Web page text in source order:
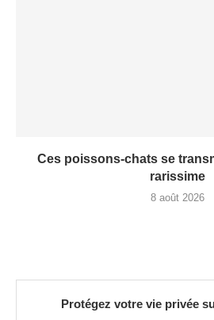
Ces poissons-chats se
rarissime
8 août 2026
Protégez votre vie privée